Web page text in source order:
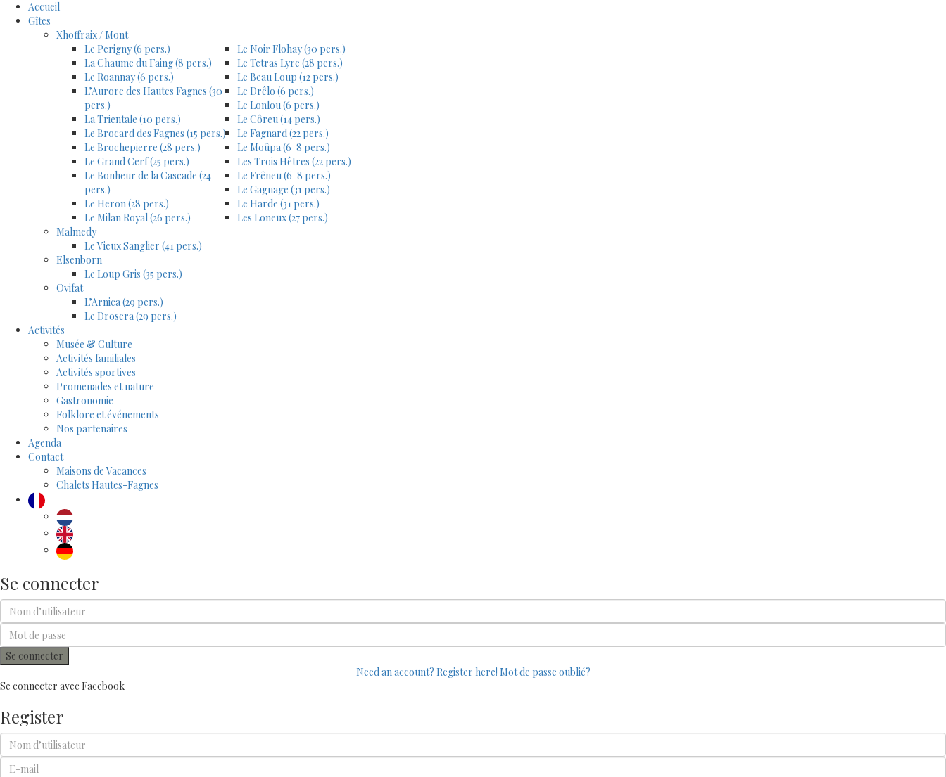
Accueil
Gîtes
Xhoffraix / Mont
Le Perigny (6 pers.)
La Chaume du Faing (8 pers.)
Le Roannay (6 pers.)
L’Aurore des Hautes Fagnes (30
pers.)
La Trientale (10 pers.)
Le Brocard des Fagnes (15 pers.)
Le Brochepierre (28 pers.)
Le Grand Cerf (25 pers.)
Le Bonheur de la Cascade (24
pers.)
Le Heron (28 pers.)
Le Milan Royal (26 pers.)
Le Noir Flohay (30 pers.)
Le Tetras Lyre (28 pers.)
Le Beau Loup (12 pers.)
Le Drêlo (6 pers.)
Le Lonlou (6 pers.)
Le Côreu (14 pers.)
Le Fagnard (22 pers.)
Le Moûpa (6-8 pers.)
Les Trois Hêtres (22 pers.)
Le Frêneu (6-8 pers.)
Le Gagnage (31 pers.)
Le Harde (31 pers.)
Les Loneux (27 pers.)
Malmedy
Le Vieux Sanglier (41 pers.)
Elsenborn
Le Loup Gris (35 pers.)
Ovifat
L’Arnica (29 pers.)
Le Drosera (29 pers.)
Activités
Musée & Culture
Activités familiales
Activités sportives
Promenades et nature
Gastronomie
Folklore et événements
Nos partenaires
Agenda
Contact
Maisons de Vacances
Chalets Hautes-Fagnes
Se connecter
Se connecter
Need an account? Register here! Mot de passe oublié?
Se connecter avec Facebook
Register